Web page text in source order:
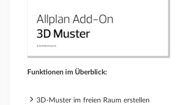
Funktionen im Überblick:
3D-Muster im freien Raum erstellen